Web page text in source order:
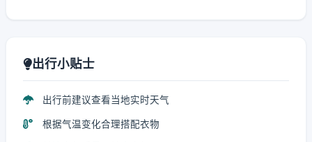
出行小贴士
出行前建议查看当地实时天气
根据气温变化合理搭配衣物